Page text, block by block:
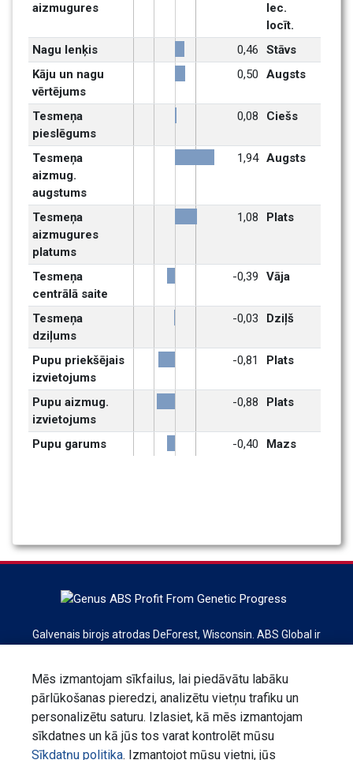
aizmugures
lec.
locīt.
Nagu lenķis
0,46
Stāvs
Kāju un nagu
vērtējums
0,50 Augsts
Tesmeņa
pieslēgums
0,08 Ciešs
Tesmeņa
aizmug.
augstums
1,94 Augsts
Tesmeņa
aizmugures
platums
1,08 Plats
Tesmeņa
centrālā saite
-0,39 Vāja
Tesmeņa
dziļums
-0,03 Dziļš
Pupu priekšējais
izvietojums
-0,81 Plats
Pupu aizmug.
izvietojums
-0,88 Plats
Pupu garums -0,40 Mazs
Mēs izmantojam sīkfailus, lai piedāvātu labāku
pārlūkošanas pieredzi, analizētu vietņu trafiku un
personalizētu saturu. Izlasiet, kā mēs izmantojam
sīkdatnes un kā jūs tos varat kontrolēt mūsu
Sīkdatņu politika. Izmantojot mūsu vietni, jūs
Galvenais birojs atrodas DeForest, Wisconsin. ABS Global ir
Genus plc koncerna.
Reģistrējieties biļetenam
Sazinies ar mums Paziņojums par konfidencialitāti